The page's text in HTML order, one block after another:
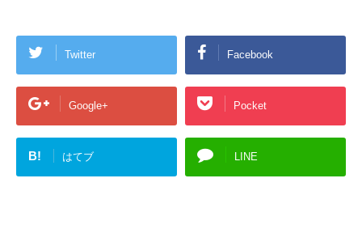
Twitter Facebook
Google+ Pocket
B! はてブ LINE